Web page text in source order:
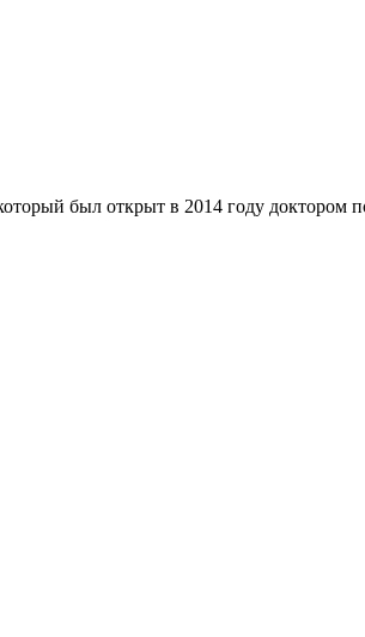
был открыт в 2014 году